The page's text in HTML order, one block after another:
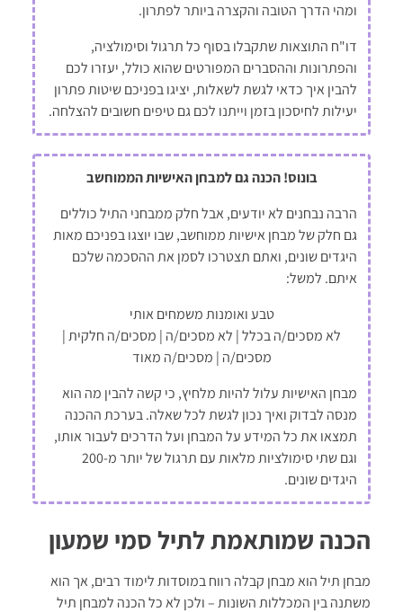
ומהי הדרך הטובה והקצרה ביותר לפתרון.
דו"ח התוצאות שתקבלו בסוף כל תרגול וסימולציה,
והפתרונות וההסברים המפורטים שהוא כולל, יעזרו לכם
להבין איך כדאי לגשת לשאלות, יציגו בפניכם שיטות פתרון
יעילות לחיסכון בזמן וייתנו לכם גם טיפים חשובים להצלחה.
בונוס! הכנה גם למבחן האישיות הממוחשב
הרבה נבחנים לא יודעים, אבל חלק ממבחני התיל כוללים
גם חלק של מבחן אישיות ממוחשב, שבו יוצגו בפניכם מאות
היגדים שונים, ואתם תצטרכו לסמן את ההסכמה שלכם
איתם. למשל:
טבע ואומנות משמחים אותי
לא מסכים/ה בכלל | לא מסכים/ה | מסכים/ה חלקית |
מסכים/ה | מסכים/ה מאוד
מבחן האישיות עלול להיות מלחיץ, כי קשה להבין מה הוא
מנסה לבדוק ואיך נכון לגשת לכל שאלה. בערכת ההכנה
תמצאו את כל המידע על המבחן ועל הדרכים לעבור אותו,
וגם שתי סימולציות מלאות עם תרגול של יותר מ-200
היגדים שונים.
הכנה שמותאמת לתיל סמי שמעון
מבחן תיל הוא מבחן קבלה רווח במוסדות לימוד רבים, אך הוא
משתנה בין המכללות השונות – ולכן לא כל הכנה למבחן תיל